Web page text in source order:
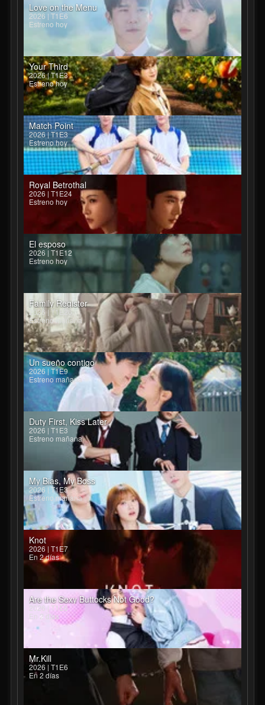
Love on the Menu
2026 | T1E6
Estreno hoy
Your Third
2026 | T1E3
Estreno hoy
Match Point
2026 | T1E3
Estreno hoy
Royal Betrothal
2026 | T1E24
Estreno hoy
El esposo
2026 | T1E12
Estreno hoy
Family Register
2026 | T1E26
Estreno mañana
Un sueño contigo
2026 | T1E9
Estreno mañana
Duty First, Kiss Later
2026 | T1E3
Estreno mañana
My Bias, My Boss
2026 | T1E3
Estreno mañana
Knot
2026 | T1E7
En 2 días
Are the Sexy Buttocks Not Good?
2026 | T1E6
En 2 días
Mr.Kill
2026 | T1E6
En 2 días